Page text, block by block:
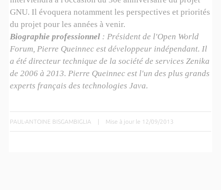
GNU. Il évoquera notamment les perspectives et priorités
du projet pour les années à venir.
Biographie professionnel : Président de l'Open World
Forum, Pierre Queinnec est développeur indépendant. Il
a été directeur technique de la société de services Zenika
de 2006 à 2013. Pierre Queinnec est l'un des plus grands
experts français des technologies Java.
PAUL-ANTOINE BISGAMBIGLIA | Mise à jour le 12/09/2013